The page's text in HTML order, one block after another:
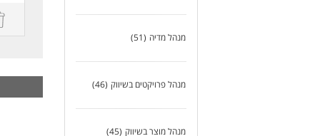
מנהל מדיה (51)
מנהל פרויקטים בשיווק (46)
מנהל מוצר בשיווק (45)